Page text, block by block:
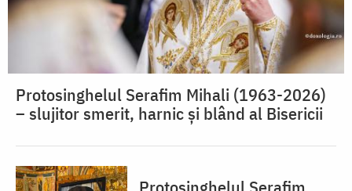
Protosinghelul Serafim Mihali (1963-2026)
– slujitor smerit, harnic și blând al Bisericii